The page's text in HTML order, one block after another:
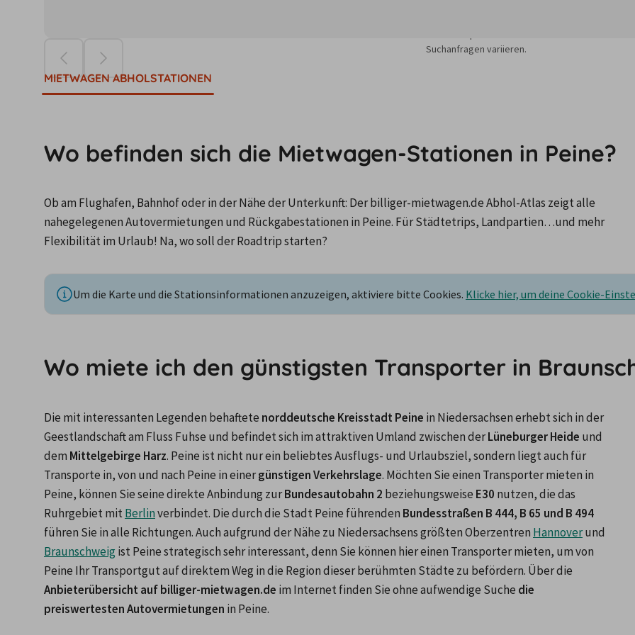
Suchanfragen variieren.
MIETWAGEN ABHOLSTATIONEN
Wo befinden sich die Mietwagen-Stationen in Peine?
Ob am Flughafen, Bahnhof oder in der Nähe der Unterkunft: Der billiger-mietwagen.de Abhol-Atlas zeigt alle
nahegelegenen Autovermietungen und Rückgabestationen in Peine. Für Städtetrips, Landpartien…und mehr
Flexibilität im Urlaub! Na, wo soll der Roadtrip starten?
Um die Karte und die Stationsinformationen anzuzeigen, aktiviere bitte Cookies. Klicke hier, um deine Cookie-
Wo miete ich den günstigsten Transporter in
Die mit interessanten Legenden behaftete norddeutsche Kreisstadt Peine in Niedersachsen erhebt sich in der
Geestlandschaft am Fluss Fuhse und befindet sich im attraktiven Umland zwischen der Lüneburger Heide und
dem Mittelgebirge Harz. Peine ist nicht nur ein beliebtes Ausflugs- und Urlaubsziel, sondern liegt auch für
Transporte in, von und nach Peine in einer günstigen Verkehrslage. Möchten Sie einen Transporter mieten in
Peine, können Sie seine direkte Anbindung zur Bundesautobahn 2 beziehungsweise E30 nutzen, die das
Ruhrgebiet mit Berlin verbindet. Die durch die Stadt Peine führenden Bundesstraßen B 444, B 65 und B 494
führen Sie in alle Richtungen. Auch aufgrund der Nähe zu Niedersachsens größten Oberzentren Hannover
Braunschweig ist Peine strategisch sehr interessant, denn Sie können hier einen Transporter mieten, um von
Anbieterübersicht auf billiger-mietwagen.de im Internet finden Sie ohne aufwendige Suche die
preiswertesten Autovermietungen in Peine.